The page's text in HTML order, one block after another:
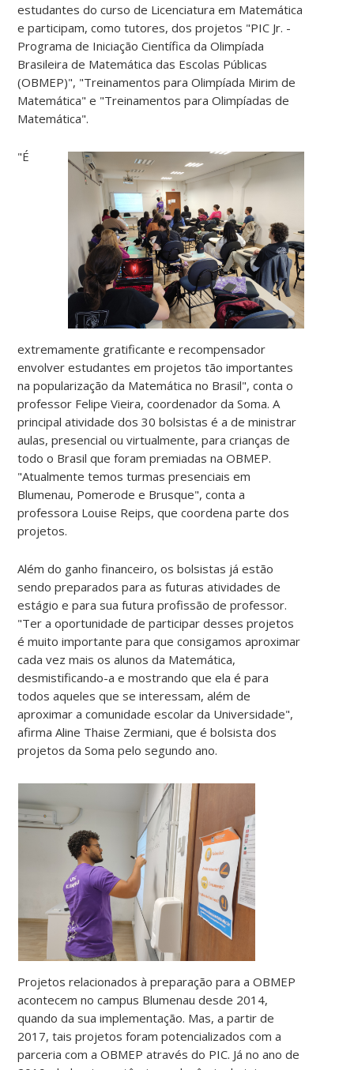
estudantes do curso de Licenciatura em Matemática
e participam, como tutores, dos projetos "PIC Jr. -
Programa de Iniciação Científica da Olimpíada
Brasileira de Matemática das Escolas Públicas
(OBMEP)", "Treinamentos para Olimpíada Mirim de
Matemática" e "Treinamentos para Olimpíadas de
Matemática".
"É
extremamente gratificante e recompensador
envolver estudantes em projetos tão importantes
na popularização da Matemática no Brasil", conta o
professor Felipe Vieira, coordenador da Soma. A
principal atividade dos 30 bolsistas é a de ministrar
aulas, presencial ou virtualmente, para crianças de
todo o Brasil que foram premiadas na OBMEP.
"Atualmente temos turmas presenciais em
Blumenau, Pomerode e Brusque", conta a
professora Louise Reips, que coordena parte dos
projetos.
Além do ganho financeiro, os bolsistas já estão
sendo preparados para as futuras atividades de
estágio e para sua futura profissão de professor.
"Ter a oportunidade de participar desses projetos
é muito importante para que consigamos aproximar
cada vez mais os alunos da Matemática,
desmistificando-a e mostrando que ela é para
todos aqueles que se interessam, além de
aproximar a comunidade escolar da Universidade",
afirma Aline Thaise Zermiani, que é bolsista dos
projetos da Soma pelo segundo ano.
Projetos relacionados à preparação para a OBMEP
acontecem no campus Blumenau desde 2014,
quando da sua implementação. Mas, a partir de
2017, tais projetos foram potencializados com a
parceria com a OBMEP através do PIC. Já no ano de